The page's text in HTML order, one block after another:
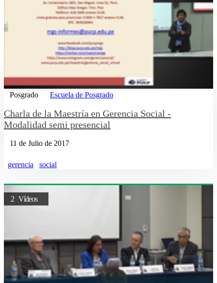
Posgrado Escuela de Posgrado
Charla de la Maestría en Gerencia Social -
Modalidad semi presencial
11 de Julio de 2017
gerencia social
2 Vídeos